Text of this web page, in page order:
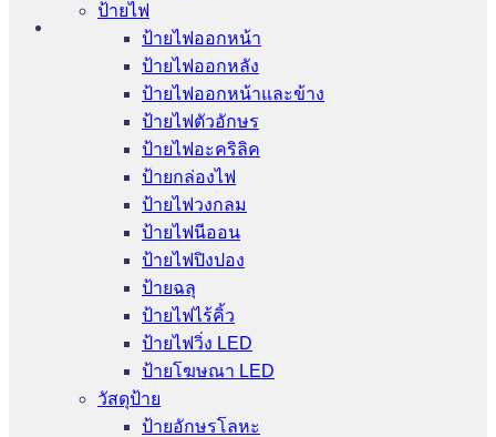
ป้ายไฟ
ป้ายไฟออกหน้า
ป้ายไฟออกหลัง
ป้ายไฟออกหน้าและข้าง
ป้ายไฟตัวอักษร
ป้ายไฟอะคริลิค
ป้ายกล่องไฟ
ป้ายไฟวงกลม
ป้ายไฟนีออน
ป้ายไฟปิงปอง
ป้ายฉลุ
ป้ายไฟไร้คิ้ว
ป้ายไฟวิ่ง LED
ป้ายโฆษณา LED
วัสดุป้าย
ป้ายอักษรโลหะ